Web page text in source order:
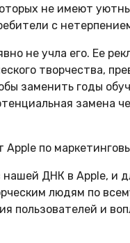
не имеют
с
не учла его. Ее
творчества,
заменить годы
замена
по
нашей ДНК в Apple, и
людям по
пользователей и